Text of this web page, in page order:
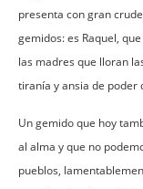
presenta con gran
gemidos: es Raquel,
las madres que lloran
tiranía y ansia de poder
Un gemido que hoy
al alma y que no
pueblos,